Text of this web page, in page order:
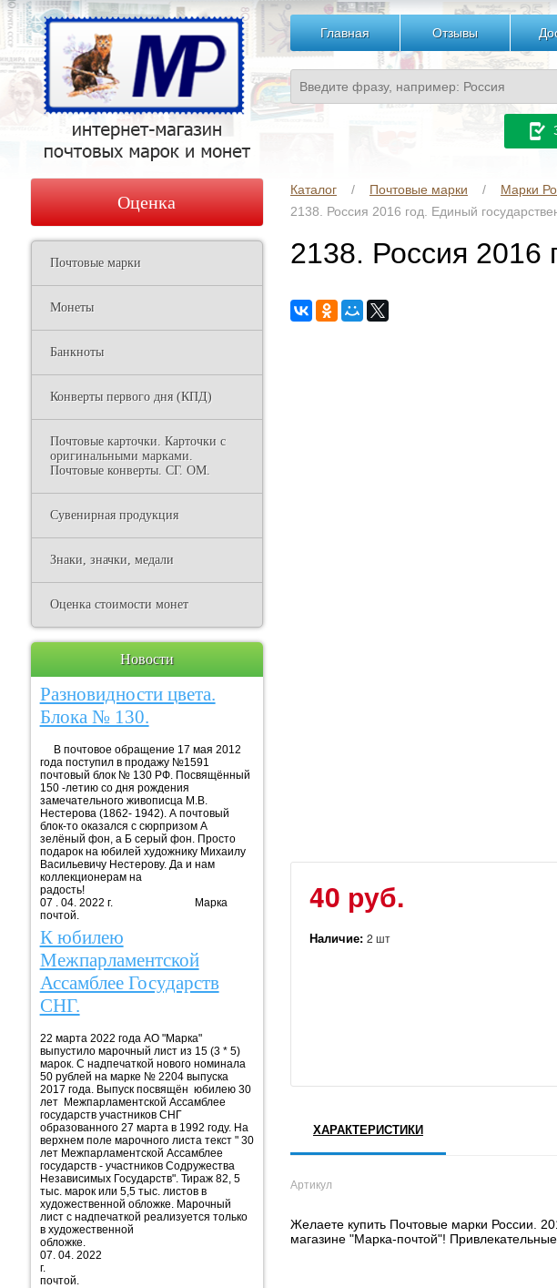
Главная Отзывы
Каталог Почтовые марки Марки
2138. Россия 2016 год. Единый
2138. Россия 2016
40 руб.
Наличие: 2 шт
ХАРАКТЕРИСТИКИ
Артикул
Желаете купить Почтовые марки России.
магазине "Марка-почтой"!
Оценка
Почтовые марки
Монеты
Банкноты
Конверты первого дня (КПД)
Почтовые карточки. Карточки с
оригинальными марками.
Почтовые конверты. СГ. ОМ.
Сувенирная продукция
Знаки, значки, медали
Оценка стоимости монет
Новости
Разновидности цвета.
Блока № 130.
В почтовое обращение 17 мая 2012
года поступил в продажу №1591
почтовый блок № 130 РФ. Посвящённый
150 -летию со дня рождения
замечательного живописца М.В.
Нестерова (1862- 1942). А почтовый
блок-то оказался с сюрпризом А
зелёный фон, а Б серый фон. Просто
подарок на юбилей художнику Михаилу
Васильевичу Нестерову. Да и нам
коллекционерам на
радость!
07 . 04. 2022 г. Марка
почтой.
К юбилею
Межпарламентской
Ассамблее Государств
СНГ.
22 марта 2022 года АО "Марка"
выпустило марочный лист из 15 (3 * 5)
марок. С надпечаткой нового номинала
50 рублей на марке № 2204 выпуска
2017 года. Выпуск посвящён юбилею 30
лет Межпарламентской Ассамблее
государств участников СНГ
образованного 27 марта в 1992 году. На
верхнем поле марочного листа текст " 30
лет Межпарламентской Ассамблее
государств - участников Содружества
Независимых Государств". Тираж 82, 5
тыс. марок или 5,5 тыс. листов в
художественной обложке. Марочный
лист с надпечаткой реализуется только
в художественной
обложке.
07. 04. 2022
г. Марка
почтой.